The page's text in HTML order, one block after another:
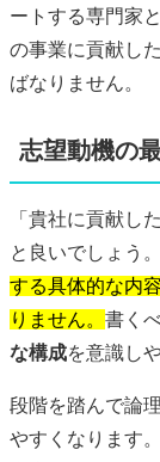
ートする専門家
の事業に貢献し
ばなりません。
志望動機の
「貴社に貢献し
と良いでしょう
する具体的な内
りません。 書く
な構成を意識し
段階を踏んで論
やすくなります